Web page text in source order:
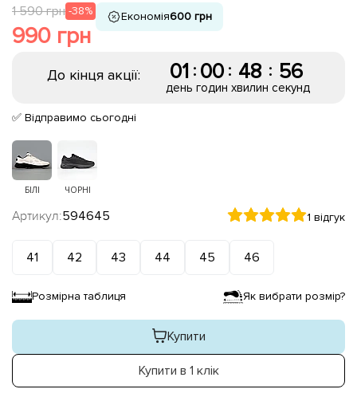
1 590 грн -38%
990 грн
Економія600 грн
До кінця акції: 01
день
: 00
годин
: 48
хвилин
: 56
секунд
✅ Відправимо сьогодні
БІЛІ ЧОРНІ
Артикул:594645 1 відгук
41 42 43 44 45 46
Розмірна таблиця Як вибрати розмір?
Купити
Купити в 1 клік